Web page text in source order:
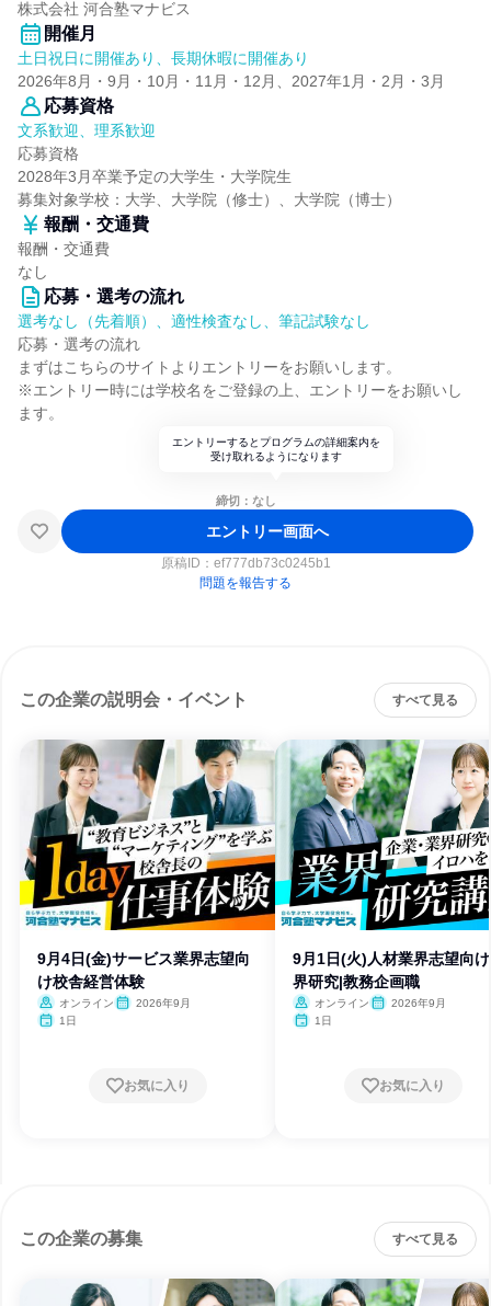
株式会社 河合塾マナビス
開催月
土日祝日に開催あり、長期休暇に開催あり
2026年8月・9月・10月・11月・12月、2027年1月・2月・3月
応募資格
文系歓迎、理系歓迎
応募資格
2028年3月卒業予定の大学生・大学院生
募集対象学校：大学、大学院（修士）、大学院（博士）
報酬・交通費
報酬・交通費
なし
応募・選考の流れ
選考なし（先着順）、適性検査なし、筆記試験なし
応募・選考の流れ
まずはこちらのサイトよりエントリーをお願いします。
※エントリー時には学校名をご登録の上、エントリーをお願いし
ます。
エントリーするとプログラムの詳細案内を
受け取れるようになります
締切：なし
エントリー画面へ
原稿ID： ef777db73c0245b1
問題を報告する
この企業の説明会・イベント すべて見る
9月4日(金)サービス業界志望向
け校舎経営体験
オンライン
2026年9月
1日
お気に入り
9月1日(火)人材業界志望向
界研究|教務企画職
オンライン
2026年9月
1日
お気に入り
この企業の募集 すべて見る